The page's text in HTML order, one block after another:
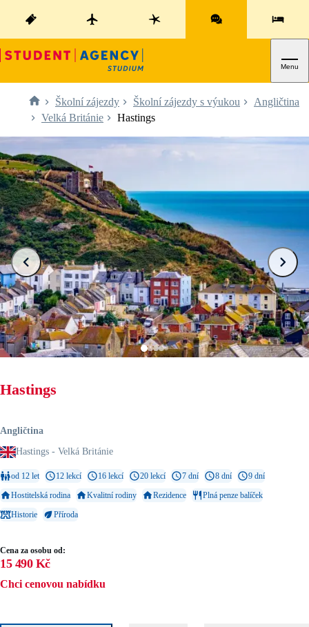
Menu
Školní zájezdy Školní zájezdy s výukou
Angličtina
Velká Británie
Hastings
Hastings
Angličtina
Hastings - Velká Británie
od 12 let 12 lekcí 16 lekcí 20 lekcí 7 dní 8 dní
9 dní
Hostitelská rodina
Kvalitní rodiny Rezidence
Plná penze balíček
Historie
Příroda
Cena za osobu od:
15 490 Kč
Chci cenovou nabídku